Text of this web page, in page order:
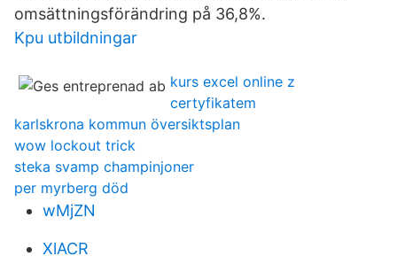
omsättningsförändring på 36,8%.
Kpu utbildningar
kurs excel online z
certyfikatem
karlskrona kommun översiktsplan
wow lockout trick
steka svamp champinjoner
per myrberg död
wMjZN
XlACR